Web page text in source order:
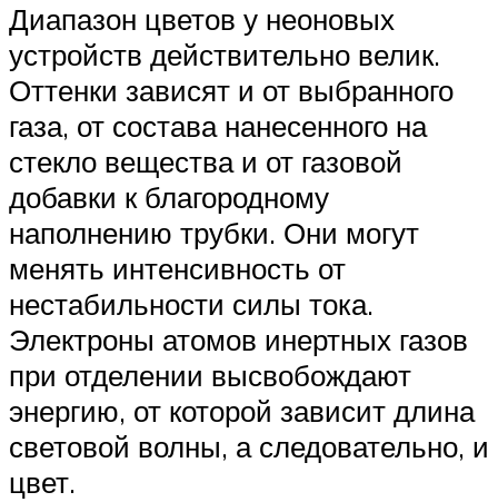
Диапазон цветов у неоновых
устройств действительно велик.
Оттенки зависят и от выбранного
газа, от состава нанесенного на
стекло вещества и от газовой
добавки к благородному
наполнению трубки. Они могут
менять интенсивность от
нестабильности силы тока.
Электроны атомов инертных газов
при отделении высвобождают
энергию, от которой зависит длина
световой волны, а следовательно, и
цвет.